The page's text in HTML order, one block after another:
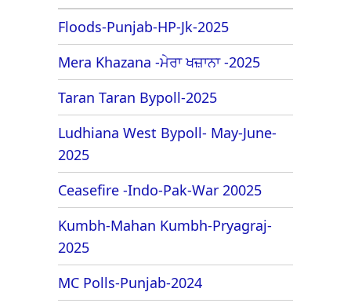
Floods-Punjab-HP-Jk-2025
Mera Khazana -ਮੇਰਾ ਖਜ਼ਾਨਾ -2025
Taran Taran Bypoll-2025
Ludhiana West Bypoll- May-June-
2025
Ceasefire -Indo-Pak-War 20025
Kumbh-Mahan Kumbh-Pryagraj-
2025
MC Polls-Punjab-2024